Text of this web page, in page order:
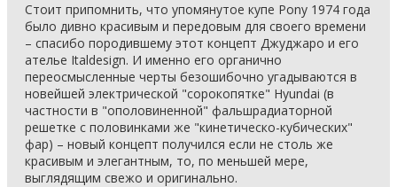
Стоит припомнить, что упомянутое купе Pony 1974 года
было дивно красивым и передовым для своего времени
– спасибо породившему этот концепт Джуджаро и его
ателье Italdesign. И именно его органично
переосмысленные черты безошибочно угадываются в
новейшей электрической "сорокопятке" Hyundai (в
частности в "ополовиненной" фальшрадиаторной
решетке с половинками же "кинетическо-кубических"
фар) – новый концепт получился если не столь же
красивым и элегантным, то, по меньшей мере,
выглядящим свежо и оригинально.